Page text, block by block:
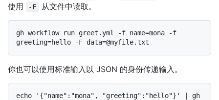
使用
-F 从文件中读取。
gh workflow run greet.yml -f name=mona -f
你也可以使用标准输入以 JSON 的身份传递输入。
echo '{"name":"mona", "greeting":"hello"}' | gh